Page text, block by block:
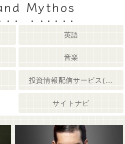
Mythos
英語
音楽
サイトナビ